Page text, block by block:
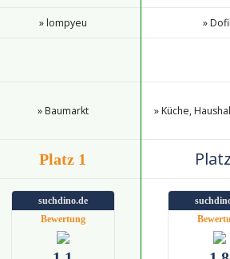
» lompyeu »
» Baumarkt » Küche,
Platz 1
suchdino.de
Bewertung